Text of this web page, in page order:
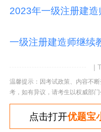
2023年一级注册建
一级注册建造师继续
|
温馨提示：因考试政策、内容不
考，如有异议，请考生以权威部门
点击打开优题宝